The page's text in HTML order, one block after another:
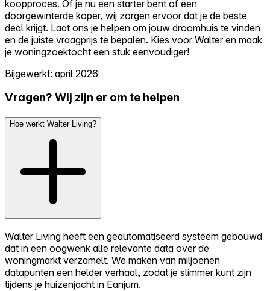
koopproces. Of je nu een starter bent of een
doorgewinterde koper, wij zorgen ervoor dat je de beste
deal krijgt. Laat ons je helpen om jouw droomhuis te vinden
en de juiste vraagprijs te bepalen. Kies voor Walter en maak
je woningzoektocht een stuk eenvoudiger!
Bijgewerkt: april 2026
Vragen? Wij zijn er om te helpen
Hoe werkt Walter Living?
Walter Living heeft een geautomatiseerd systeem gebouwd
dat in een oogwenk alle relevante data over de
woningmarkt verzamelt. We maken van miljoenen
datapunten een helder verhaal, zodat je slimmer kunt zijn
tijdens je huizenjacht in Eanjum.